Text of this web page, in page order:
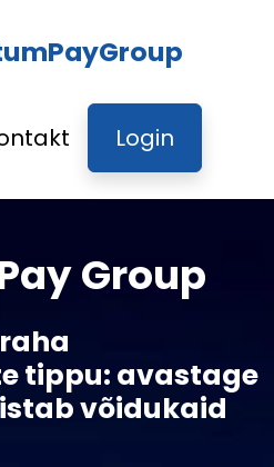
Login
Group
tippu: avastage
võidukaid